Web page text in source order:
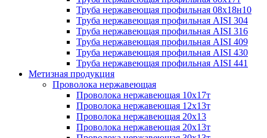
Труба нержавеющая профильная 08х18н10
Труба нержавеющая профильная AISI 304
Труба нержавеющая профильная AISI 316
Труба нержавеющая профильная AISI 409
Труба нержавеющая профильная AISI 430
Труба нержавеющая профильная AISI 441
Метизная продукция
Проволока нержавеющая
Проволока нержавеющая 10х17т
Проволока нержавеющая 12х13т
Проволока нержавеющая 20х13
Проволока нержавеющая 20х13т